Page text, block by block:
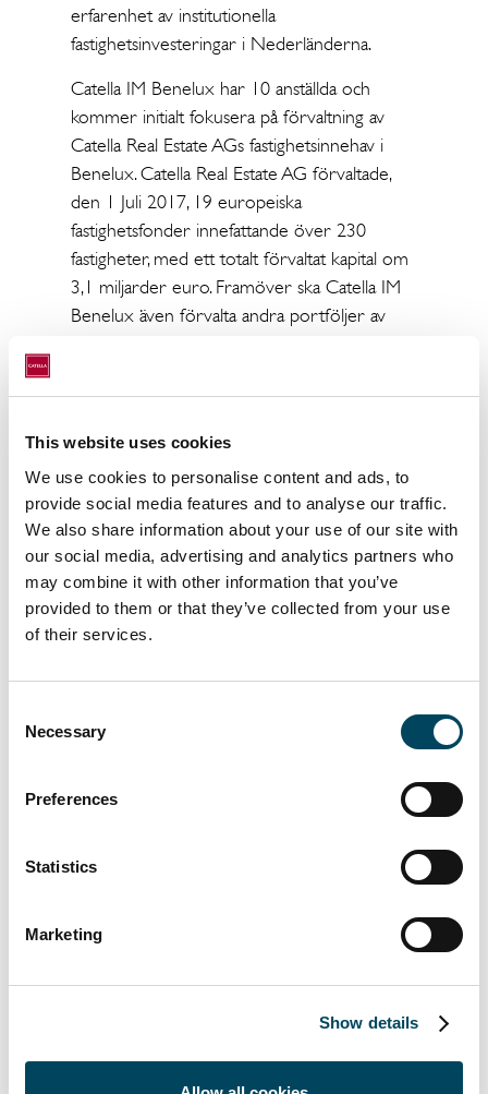
This website uses cookies
We use cookies to personalise content and ads, to
provide social media features and to analyse our traffic.
We also share information about your use of our site with
our social media, advertising and analytics partners who
may combine it with other information that you’ve
provided to them or that they’ve collected from your use
of their services.
Selection
Necessary
Preferences
Statistics
Marketing
Show details
erfarenhet av institutionella
fastighetsinvesteringar i Nederländerna.
Catella IM Benelux har 10 anställda och
kommer initialt fokusera på förvaltning av
Catella Real Estate AGs fastighetsinnehav i
Benelux. Catella Real Estate AG förvaltade,
den 1 Juli 2017, 19 europeiska
fastighetsfonder innefattande över 230
fastigheter, med ett totalt förvaltat kapital om
3,1 miljarder euro. Framöver ska Catella IM
Benelux även förvalta andra portföljer av
Luxemburg.
Förvärvet förutsätter godkännande från
Luxemburgs finansinspektion, CSSF.
För ytterligare
information, vänligen
kontakta:
Knut Pedersen
Head of Branding and
johan.hahnel@catella.se
skyldig att offentliggöra enligt
offentliggörande den 11 juli 2017 kl. 07.00